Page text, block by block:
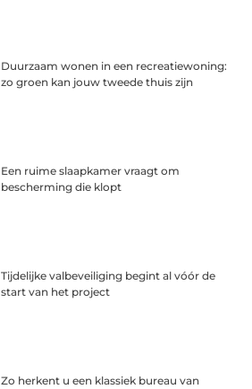
Duurzaam wonen in een recreatiewoning:
zo groen kan jouw tweede thuis zijn
Een ruime slaapkamer vraagt om
bescherming die klopt
Tijdelijke valbeveiliging begint al vóór de
start van het project
Zo herkent u een klassiek bureau van